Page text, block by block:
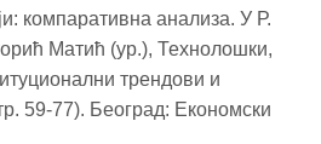
компаративна анализа. У Р.
Матић (ур.), Технолошки,
трендови и
59-77). Београд: Економски